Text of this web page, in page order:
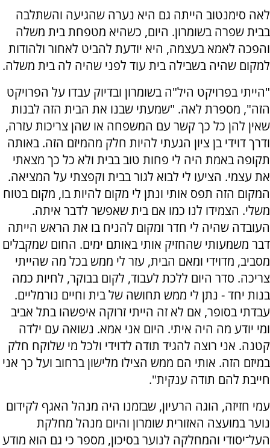
לאה סימנטוב הייתה גם היא נערה שהגיעה והשתלבה
בבית שפרה בשומרון. היום, כשהיא מטפחת בית משלה
והפכה לאמא בעצמה, היא יודעת להביט לאחור ולהודות
למקום שהיה בשבילה בית עוד לפני שהיה לה בית משלה.
"הייתי בפרויקט היל"ה בשומרון ובדיוק עבדו על הפרויקט
הזה", מספרת לאה. "שמעתי שבנו את הבית הזה לבנות
שאין להן כל כך קשר עם המשפחה או שהן צריכות עזרה,
ודרך דוידי בן ציון הגעתי להיות חלק מהמיזם הזה. באותה
תקופה באמת היה לי פחות טוב בבית ולא כל כך מצאתי
את עצמי. הציעו לי לבוא לגור בבית וקפצתי על המציאה.
המקום הזה תפס אותי ונתן לי מקום להיות בו, מקום בטוח
משלי. הצמידו לנו כמו אם בית שאפשר לדבר איתה.
העובדה שהיה לי חדר ומקום להניח בו את הראש הייתה
דבר משמעותי שהחזיק אותי באותם ימים. החום שמקבלים
מסביב, מדוידי ומאם הבית, עזר לי ממש בכל מה שהייתי
צריכה. סדר היום ללכת לעבוד, לקום בבוקר, לחיות כמה
בנות יחד - נתן לי ממש תחושה של בית וחיים נורמליים.
עבדתי בסופר, אם לא זה הייתי זרוקה איפשהו בתל אביב
ומי יודע מה היה איתי. היום אני אמא. נשואה עם ילדה
קטנה. אני רוצה להגיד תודה לדוידי ולכל מי שלוקח חלק
במיזם הזה. אותי הם ממש הצילו מלישון ברחוב ועל כך אני
חייבת להם תודה ענקית".
עמי חזיזה, הוגה הרעיון, שבזמנו היה מנהל האגף לקידום
נוער במועצה האזורית שומרון והיום מנהל מחלקת
העל־יסודי והמחלקה לנוער בסיכון, מספר כי גם הוא מודע